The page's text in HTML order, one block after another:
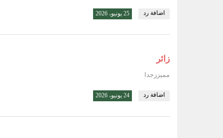
اضافة رد 25 يونيو، 2026
زائر
مميززجدا
اضافة رد 24 يونيو، 2026